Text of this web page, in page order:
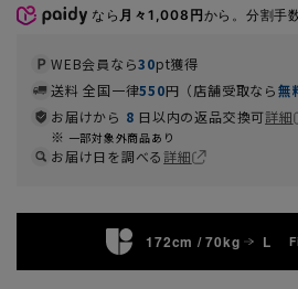
なら 月々1,008円から。分割手
WEB会員なら30pt獲得
送料 全国一律550円（店舗受取なら無
お届けから 8 日以内の返品交換可詳細
一部対象外商品あり
お届け日を調べる詳細
172cm / 70kg L